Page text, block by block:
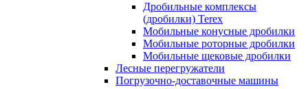
Дробильные комплексы
(дробилки) Terex
Мобильные конусные дробилки
Мобильные роторные дробилки
Мобильные щековые дробилки
Лесные перегружатели
Погрузочно-доставочные машины